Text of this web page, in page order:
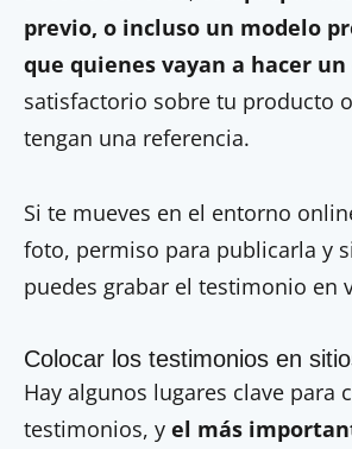
previo, o incluso un modelo
que quienes vayan a hacer
satisfactorio sobre tu producto
tengan una referencia.
Si te mueves en el entorno
foto, permiso para publicarla y
puedes grabar el testimonio en
Colocar los testimonios en
Hay algunos lugares clave para
testimonios, y el más